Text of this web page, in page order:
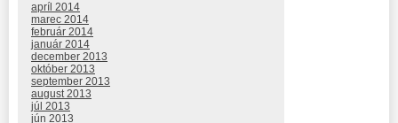
apríl 2014
marec 2014
február 2014
január 2014
december 2013
október 2013
september 2013
august 2013
júl 2013
jún 2013